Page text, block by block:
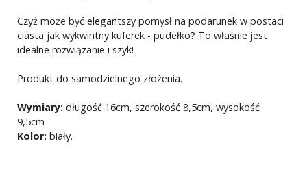
Czyż może być elegantszy pomysł na podarunek w postaci
ciasta jak wykwintny kuferek - pudełko? To właśnie jest
idealne rozwiązanie i szyk!
Produkt do samodzielnego złożenia.
Wymiary: długość 16cm, szerokość 8,5cm, wysokość
9,5cm
Kolor: biały.